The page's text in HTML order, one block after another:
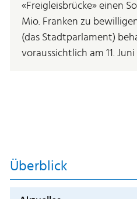
«Freigleisbrücke» einen
Mio. Franken zu
(das Stadtparlament)
voraussichtlich am 11. Juni
Überblick